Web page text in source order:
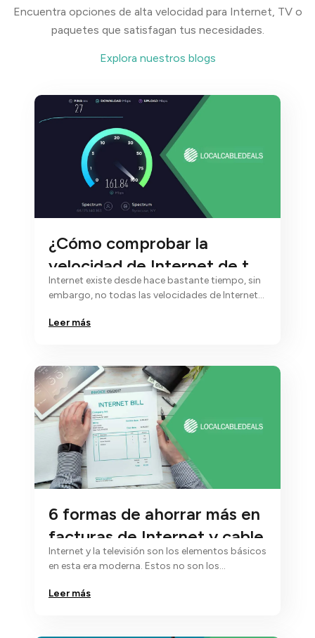
Encuentra opciones de alta velocidad para Internet, TV o
paquetes que satisfagan tus necesidades.
Explora nuestros blogs
¿Cómo comprobar la
velocidad de Internet de tu
casa?
Internet existe desde hace bastante tiempo, sin
embargo, no todas las velocidades de Internet
Leer más
6 formas de ahorrar más en
facturas de Internet y cable
Internet y la televisión son los elementos básicos
en esta era moderna. Estos no son los
Leer más